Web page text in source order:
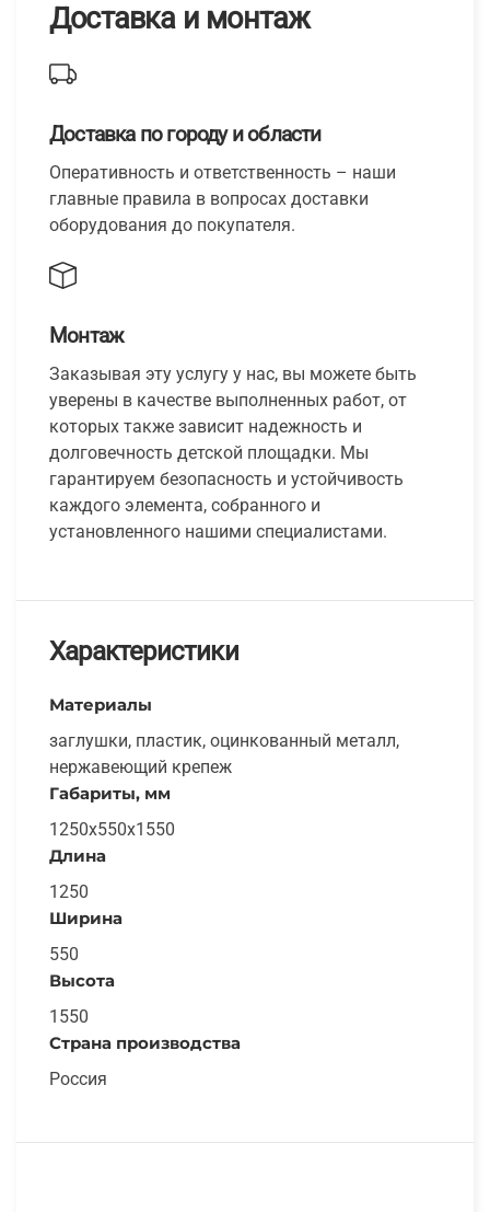
Доставка и монтаж
Доставка по городу и области
Оперативность и ответственность – наши
главные правила в вопросах доставки
оборудования до покупателя.
Монтаж
Заказывая эту услугу у нас, вы можете быть
уверены в качестве выполненных работ, от
которых также зависит надежность и
долговечность детской площадки. Мы
гарантируем безопасность и устойчивость
каждого элемента, собранного и
установленного нашими специалистами.
Характеристики
Материалы
заглушки, пластик, оцинкованный металл,
нержавеющий крепеж
Габариты, мм
1250х550х1550
Длина
1250
Ширина
550
Высота
1550
Страна производства
Россия